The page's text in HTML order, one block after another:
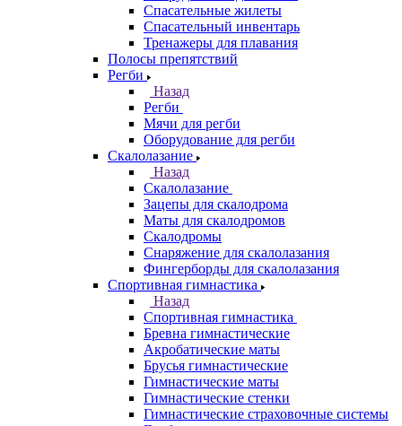
Спасательные жилеты
Спасательный инвентарь
Тренажеры для плавания
Полосы препятствий
Регби
Назад
Регби
Мячи для регби
Оборудование для регби
Скалолазание
Назад
Скалолазание
Зацепы для скалодрома
Маты для скалодромов
Скалодромы
Снаряжение для скалолазания
Фингерборды для скалолазания
Спортивная гимнастика
Назад
Спортивная гимнастика
Бревна гимнастические
Акробатические маты
Брусья гимнастические
Гимнастические маты
Гимнастические стенки
Гимнастические страховочные системы